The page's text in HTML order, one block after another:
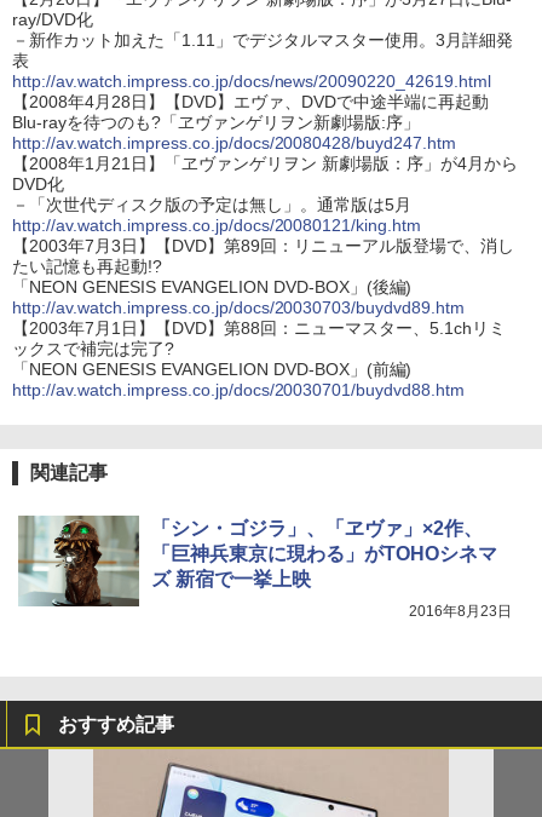
ray/DVD化
－新作カット加えた「1.11」でデジタルマスター使用。3月詳細発
表
http://av.watch.impress.co.jp/docs/news/20090220_42619.html
【2008年4月28日】【DVD】エヴァ、DVDで中途半端に再起動
Blu-rayを待つのも?「ヱヴァンゲリヲン新劇場版:序」
http://av.watch.impress.co.jp/docs/20080428/buyd247.htm
【2008年1月21日】「ヱヴァンゲリヲン 新劇場版：序」が4月から
DVD化
－「次世代ディスク版の予定は無し」。通常版は5月
http://av.watch.impress.co.jp/docs/20080121/king.htm
【2003年7月3日】【DVD】第89回：リニューアル版登場で、消し
たい記憶も再起動!?
「NEON GENESIS EVANGELION DVD-BOX」(後編)
http://av.watch.impress.co.jp/docs/20030703/buydvd89.htm
【2003年7月1日】【DVD】第88回：ニューマスター、5.1chリミ
ックスで補完は完了?
「NEON GENESIS EVANGELION DVD-BOX」(前編)
http://av.watch.impress.co.jp/docs/20030701/buydvd88.htm
関連記事
「シン・ゴジラ」、「ヱヴァ」×2作、
「巨神兵東京に現わる」がTOHOシネマ
ズ 新宿で一挙上映
2016年8月23日
おすすめ記事